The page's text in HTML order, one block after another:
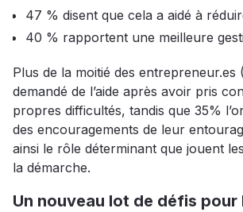
47 % disent que cela a aidé à
40 % rapportent une meilleure
Plus de la moitié des entrepreneur.es
demandé de l’aide après avoir pris
propres difficultés, tandis que 35%
des encouragements de leur
ainsi le rôle déterminant que jouent
la démarche.
Un nouveau lot de défis pour